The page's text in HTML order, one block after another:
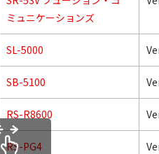
ミュニケーションズ
SL-5000
SB-5100
RS-R8600
RS-PG4